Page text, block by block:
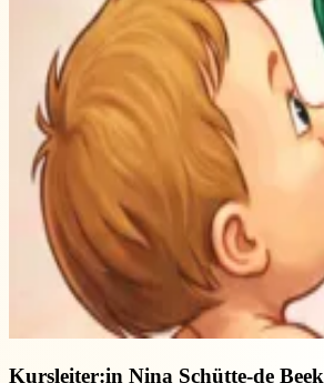
Kursleiter:in Nina Schütte-de Beek